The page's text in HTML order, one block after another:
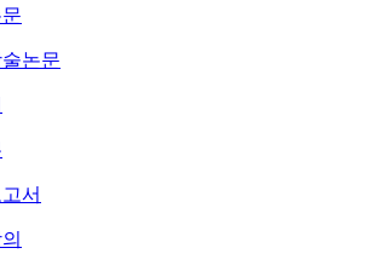
논문
서